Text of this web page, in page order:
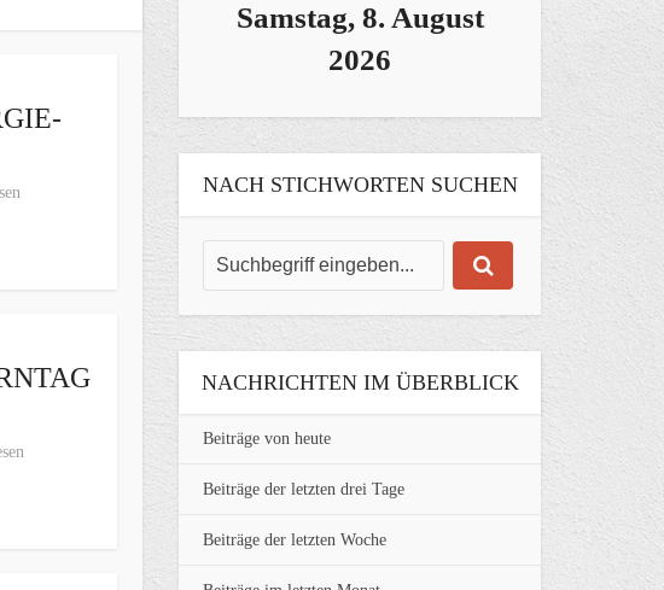
Samstag, 8. August
2026
NACH STICHWORTEN SUCHEN
NACHRICHTEN IM ÜBERBLICK
Beiträge von heute
Beiträge der letzten drei Tage
Beiträge der letzten Woche